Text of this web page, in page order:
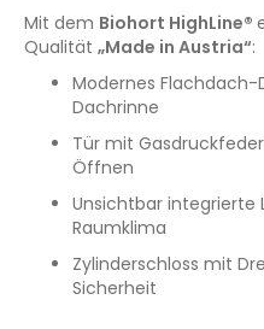
Mit dem Biohort HighLine®
Qualität „Made in Austria“:
Modernes
Dachrinne
Tür mit
Öffnen
Unsichtbar
Raumklima
Zylinderschloss mit
Sicherheit